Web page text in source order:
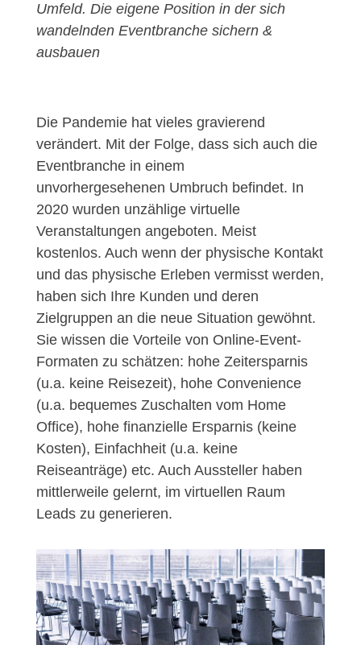
Umfeld. Die eigene Position in der sich
wandelnden Eventbranche sichern &
ausbauen
Die Pandemie hat vieles gravierend
verändert. Mit der Folge, dass sich auch die
Eventbranche in einem
unvorhergesehenen Umbruch befindet. In
2020 wurden unzählige virtuelle
Veranstaltungen angeboten. Meist
kostenlos. Auch wenn der physische Kontakt
und das physische Erleben vermisst werden,
haben sich Ihre Kunden und deren
Zielgruppen an die neue Situation gewöhnt.
Sie wissen die Vorteile von Online-Event-
Formaten zu schätzen: hohe Zeitersparnis
(u.a. keine Reisezeit), hohe Convenience
(u.a. bequemes Zuschalten vom Home
Office), hohe finanzielle Ersparnis (keine
Kosten), Einfachheit (u.a. keine
Reiseanträge) etc. Auch Aussteller haben
mittlerweile gelernt, im virtuellen Raum
Leads zu generieren.